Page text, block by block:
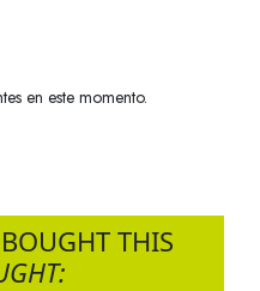
en este momento.
THIS